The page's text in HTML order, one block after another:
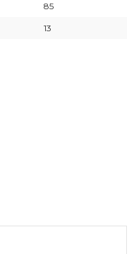
85
13